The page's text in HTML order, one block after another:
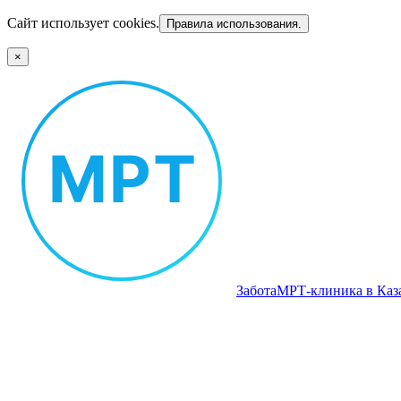
Сайт использует cookies. Правила использования.
×
ЗаботаМРТ‑клиника в